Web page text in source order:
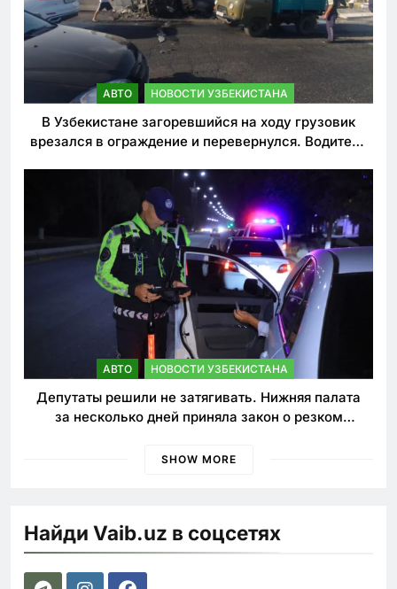
АВТО НОВОСТИ УЗБЕКИСТАНА
В Узбекистане загоревшийся на ходу грузовик
врезался в ограждение и перевернулся. Водитель
АВТО НОВОСТИ УЗБЕКИСТАНА
Депутаты решили не затягивать. Нижняя палата
за несколько дней приняла закон о резком
SHOW MORE
Найди Vaib.uz в соцсетях